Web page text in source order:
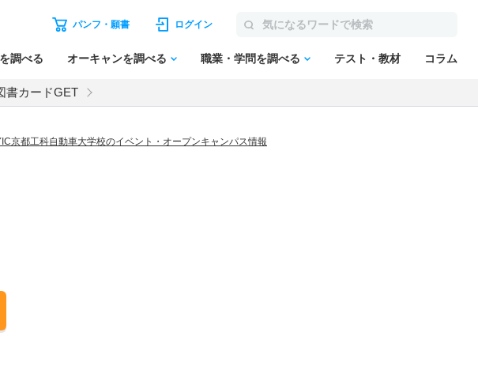
パンフ・願書 ログイン
調べる オーキャンを調べる 職業・学問を調べる テスト・教材 コラム
書カードGET
京都工科自動車大学校のイベント・オープンキャンパス情報